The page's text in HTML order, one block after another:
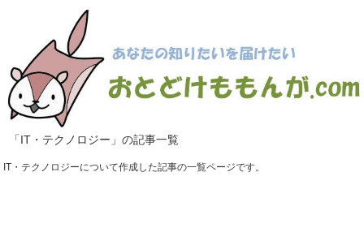
「IT・テクノロジー」の記事一覧
IT・テクノロジーについて作成した記事の一覧ページです。